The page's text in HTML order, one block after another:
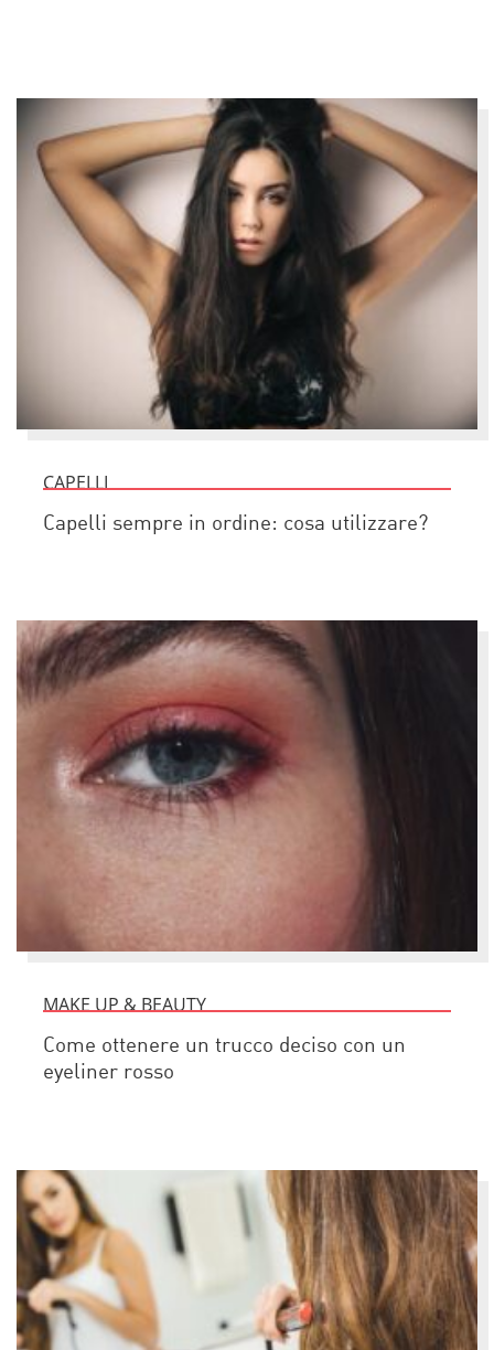
CAPELLI
Capelli sempre in ordine: cosa utilizzare?
MAKE UP & BEAUTY
Come ottenere un trucco deciso con un
eyeliner rosso